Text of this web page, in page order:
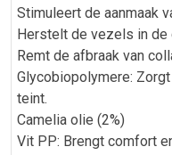
Stimuleert de aanmaak
Herstelt de vezels in de
Remt de afbraak van
Glycobiopolymere:
teint.
Camelia olie (2%)
Vit PP: Brengt comfort